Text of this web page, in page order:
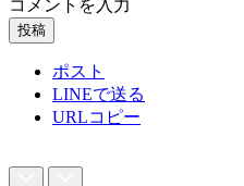
コメントを入力
投稿
ポスト
LINEで送る
URLコピー